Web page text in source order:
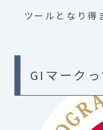
ツールとなり得
GIマーク